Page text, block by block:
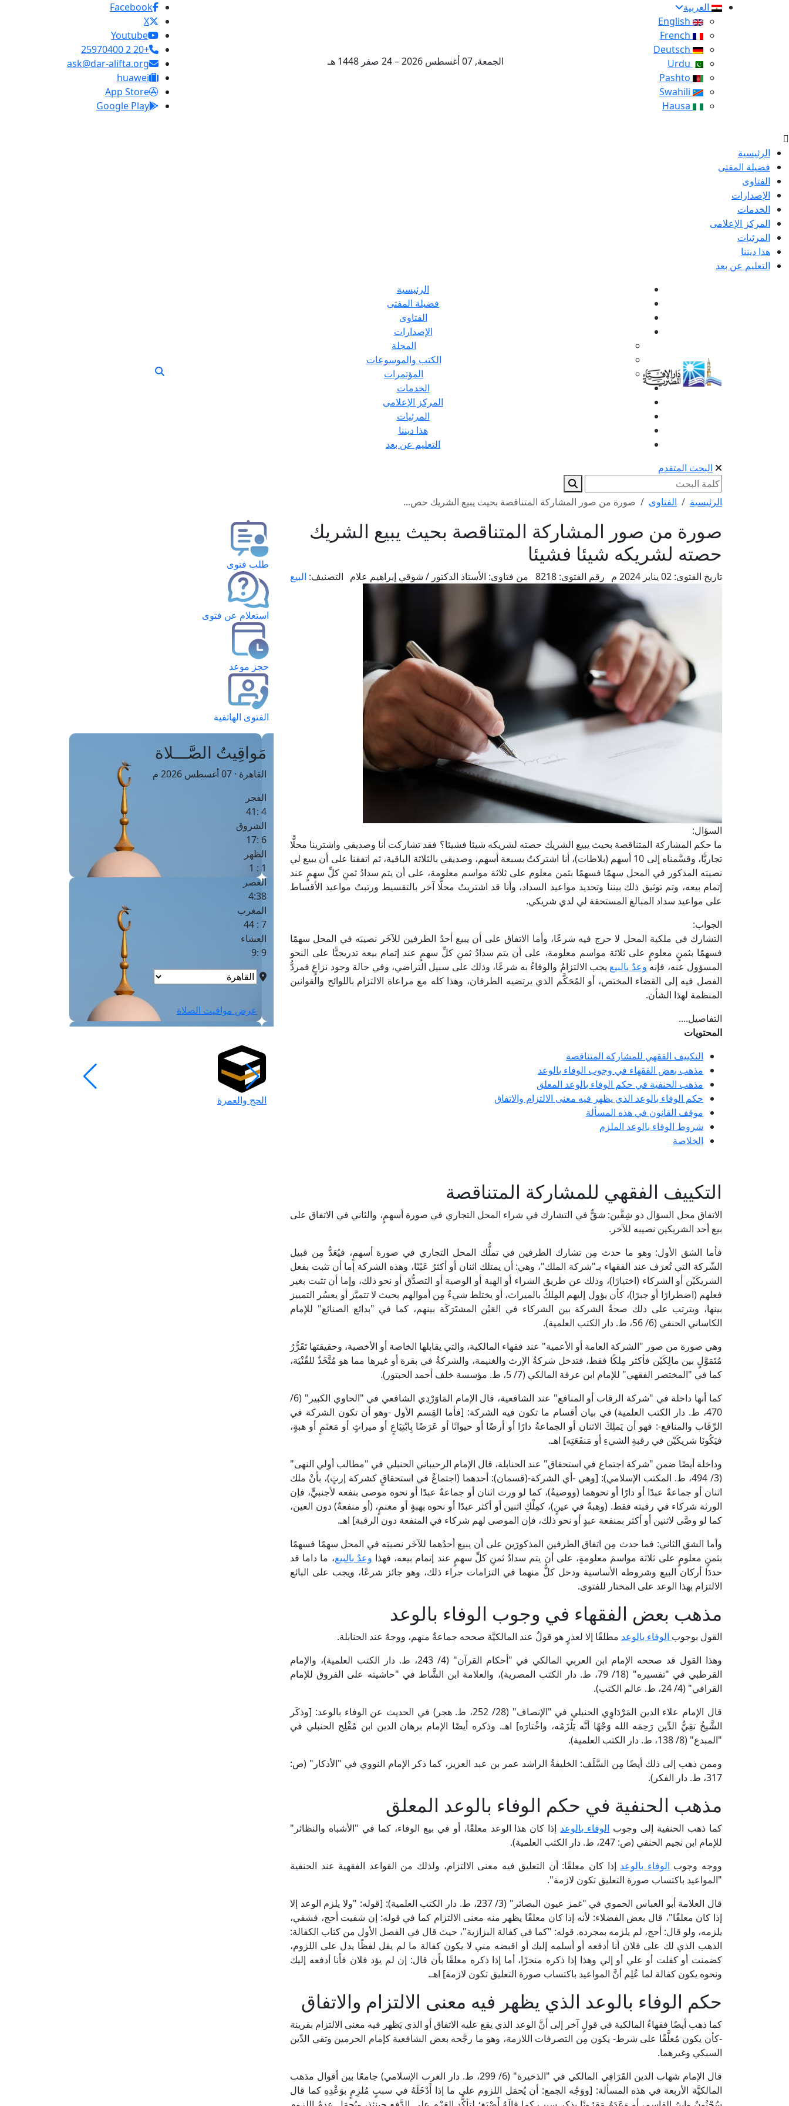
العربية
الجمعة, 07 أغسطس 2026 – 24 صفر 1448 هـ
Facebook
X
Youtube
+20 2 25970400
ask@dar-alifta.org
huawei
App Store
Google Play
الرئيسية
فضيلة المفتى
الفتاوى
الإصدارات
الخدمات
المركز الإعلامى
المرئيات
هذا ديننا
التعليم عن بعد
الرئيسية
فضيلة المفتى
الفتاوى
الإصدارات
المجلة
الكتب والموسوعات
المؤتمرات
الخدمات
المركز الإعلامى
المرئيات
هذا ديننا
التعليم عن بعد
البحث المتقدم
الرئيسية الفتاوى صورة من صور المشاركة المتناقصة بحيث يبيع الشريك حص...
صورة من صور المشاركة المتناقصة بحيث يبيع الشريك
حصته لشريكه شيئا فشيئا
تاريخ الفتوى: رقم الفتوى: 8218 من فتاوى: الأستاذ الدكتور / شوقي إبراهيم علام التصنيف: البيع
السؤال:
ما حكم المشاركة المتناقصة بحيث يبيع الشريك حصته لشريكه شيئا فشيئا؟ فقد تشاركت أنا وصديقي واشترينا محلًّا
تجاريًّا، وقسَّمناه إلى 10 أسهم (بلاطات)، أنا اشتركتُ بسبعة أسهم، وصديقي بالثلاثة الباقية، ثم اتفقنا على أن يبيع لي
نصيبَه المذكور في المحل سهمًا فسهمًا بثمن معلوم على ثلاثة مواسم معلومة، على أن يتم سدادُ ثمنِ كلِّ سهمٍ عند
إتمام بيعه، وتم توثيق ذلك بيننا وتحديد مواعيد السداد، وأنا قد اشتريتُ محلًّا آخر بالتقسيط ورتبتُ مواعيد الأقساط
على مواعيد سداد المبالغ المستحقة لي لدي شريكي.
الجواب:
التشارك في ملكية المحل لا حرج فيه شرعًا، وأما الاتفاق على أن يبيع أحدُ الطرفين للآخَر نصيبَه في المحل سهمًا
فسهمًا بثمنٍ معلومٍ على ثلاثة مواسم معلومة، على أن يتم سدادُ ثمنِ كلِّ سهمٍ عند إتمام بيعه تدريجيًّا على النحو
المسؤول عنه، فإنه وعدٌ بالبيع يجب الالتزامُ والوفاءُ به شرعًا، وذلك على سبيل التراضي، وفي حالة وجود نزاعٍ فمردُّ
الفصل فيه إلى القضاء المختص، أو المُحَكَّم الذي يرتضيه الطرفان، وهذا كله مع مراعاة الالتزام باللوائح والقوانين
المنظمة لهذا الشأن.
التفاصيل....
المحتويات
التكييف الفقهي للمشاركة المتناقصة
مذهب بعض الفقهاء في وجوب الوفاء بالوعد
مذهب الحنفية في حكم الوفاء بالوعد المعلق
حكم الوفاء بالوعد الذي يظهر فيه معنى الالتزام والاتفاق
موقف القانون في هذه المسألة
شروط الوفاء بالوعد الملزم
الخلاصة
التكييف الفقهي للمشاركة المتناقصة
الاتفاق محل السؤال ذو شِقَّين: شقٌّ في التشارك في شراء المحل التجاري في صورة أسهمٍ، والثاني في الاتفاق على
بيع أحد الشريكين نصيبه للآخر.
فأما الشق الأول: وهو ما حدث مِن تشارك الطرفين في تملُّك المحل التجاري في صورة أسهمٍ، فيُعَدُّ مِن قبيل
الشّركة التي تُعرَف عند الفقهاء بـ"شركة الملك"، وهي: أن يمتلك اثنان أو أكثرُ عَيْنًا، وهذه الشركة إما أن تثبت بفعل
الشريكَيْن أو الشركاء (اختيارًا)، وذلك عن طريق الشراء أو الهبة أو الوصية أو التصدُّق أو نحو ذلك، وإما أن تثبت بغير
فعلهم (اضطرارًا أو جبرًا)، كأن يؤول إليهم المِلكُ بالميراث، أو يختلط شيءٌ مِن أموالهم بحيث لا تتميَّز أو يعسُر التمييز
بينها، ويترتب على ذلك صحةُ الشركة بين الشركاء في العَيْن المشتَرَكَة بينهم، كما في "بدائع الصنائع" للإمام
الكاساني الحنفي (6/ 56، ط. دار الكتب العلمية).
وهي صورة من صور "الشركة العامة أو الأعمية" عند فقهاء المالكية، والتي يقابلها الخاصة أو الأخصية، وحقيقتها تَقَرُّرُ
مُتَمَوَّلٍ بين مالِكَيْن فأكثر مِلكًا فقط، فتدخل شركةُ الإرث والغنيمة، والشركةُ في بقرة أو غيرها مما هو مُتَّخَذٌ للقُنْيَة،
كما في "المختصر الفقهي" للإمام ابن عرفة المالكي (7/ 5، ط. مؤسسة خلف أحمد الحبتور).
كما أنها داخلة في "شركة الرقاب أو المنافع" عند الشافعية، قال الإمام المَاوَرْدِي الشافعي في "الحاوي الكبير" (6/
470، ط. دار الكتب العلمية) في بيان أقسام ما تكون فيه الشركة: [فأما القِسم الأول -وهو أن تكون الشركة في
الرِّقَاب والمنافع-: فهو أن يَملِكَ الاثنان أو الجماعةُ دارًا أو أرضًا أو حيوانًا أو عَرَضًا بِابْتِيَاعٍ أو ميراثٍ أو مَغنَمٍ أو هبةٍ،
فيَكُونَا شريكَيْن في رقبةِ الشيءِ أو مَنفَعَتِه] اهـ.
وداخلة أيضًا ضمن "شركة اجتماع في استحقاق" عند الحنابلة، قال الإمام الرحيباني الحنبلي في "مطالب أولي النهى"
(3/ 494، ط. المكتب الإسلامي): [وهي -أي الشركة-(قسمان): أحدهما (اجتماعٌ في استحقاقٍ كشركة إرثٍ)، بأنْ ملك
اثنان أو جماعةٌ عبدًا أو دارًا أو نحوهما (ووصيةٌ)، كما لو ورث اثنان أو جماعةٌ عبدًا أو نحوه موصى بنفعه لأجنبيٍّ، فإن
الورثة شركاء في رقبته فقط. (وهبةٌ في عينٍ)، كمِلْكِ اثنين أو أكثر عبدًا أو نحوه بهبةٍ أو مغنمٍ، (أو منفعةٌ) دون العين،
كما لو وصَّى لاثنين أو أكثر بمنفعة عبدٍ أو نحو ذلك، فإن الموصى لهم شركاء في المنفعة دون الرقبة] اهـ.
وأما الشق الثاني: فما حدث مِن اتفاق الطرفين المذكورَين على أن يبيع أحدُهما للآخَر نصيبَه في المحل سهمًا فسهمًا
بثمنٍ معلومٍ على ثلاثة مواسمَ معلومةٍ، على أن يتم سدادُ ثمنِ كلِّ سهمٍ عند إتمام بيعه، فهذا وعدٌ بالبيع، ما داما قد
حددَا أركان البيع وشروطه الأساسية ودخل كلٌّ منهما في التزامات جراء ذلك، وهو جائز شرعًا، ويجب على البائع
الالتزام بهذا الوعد على المختار للفتوى.
مذهب بعض الفقهاء في وجوب الوفاء بالوعد
القول بوجوب الوفاء بالوعد مطلقًا إلا لعذرٍ هو قولٌ عند المالكيَّة صححه جماعةٌ منهم، ووجهٌ عند الحنابلة.
وهذا القول قد صححه الإمام ابن العربي المالكي في "أحكام القرآن" (4/ 243، ط. دار الكتب العلمية)، والإمام
القرطبي في "تفسيره" (18/ 79، ط. دار الكتب المصرية)، والعلامة ابن الشَّاط في "حاشيته على الفروق للإمام
القرافي" (4/ 24، ط. عالم الكتب).
قال الإمام علاء الدين المَرْدَاوِي الحنبلي في "الإنصاف" (28/ 252، ط. هجر) في الحديث عن الوفاء بالوعد: [وذكَر
الشَّيخُ تقِيُّ الدِّين رَحِمَه الله وَجْهًا أنَّه يَلْزَمُه، واخْتارَه] اهـ. وذكره أيضًا الإمام برهان الدين ابن مُفْلِح الحنبلي في
"المبدع" (8/ 138، ط. دار الكتب العلمية).
وممن ذهب إلى ذلك أيضًا مِن السَّلَف: الخليفةُ الراشد عمر بن عبد العزيز، كما ذكر الإمام النووي في "الأذكار" (ص:
317، ط. دار الفكر).
مذهب الحنفية في حكم الوفاء بالوعد المعلق
كما ذهب الحنفية إلى وجوب الوفاء بالوعد إذا كان هذا الوعد معلقًا، أو في بيع الوفاء، كما في "الأشباه والنظائر"
للإمام ابن نجيم الحنفي (ص: 247، ط. دار الكتب العلمية).
ووجه وجوب الوفاء بالوعد إذا كان معلقًا: أن التعليق فيه معنى الالتزام، ولذلك من القواعد الفقهية عند الحنفية
"المواعيد باكتساب صورة التعليق تكون لازمة".
قال العلامة أبو العباس الحموي في "غمز عيون البصائر" (3/ 237، ط. دار الكتب العلمية): [قوله: "ولا يلزم الوعد إلا
إذا كان معلقًا"، قال بعض الفضلاء: لأنه إذا كان معلقًا يظهر منه معنى الالتزام كما في قوله: إن شفيت أحج، فشفي،
يلزمه، ولو قال: أحج، لم يلزمه بمجرده. قوله: "كما في كفالة البزازية"، حيث قال في الفصل الأول من كتاب الكفالة:
الذهب الذي لك على فلان أنا أدفعه أو أسلمه إليك أو اقبضه مني لا يكون كفالة ما لم يقل لفظًا يدل على اللزوم،
كضمنت أو كفلت أو علي أو إلي وهذا إذا ذكره منجزًا، أما إذا ذكره معلقًا بأن قال: إن لم يؤد فلان فأنا أدفعه إليك
ونحوه يكون كفالة لما عُلِم أنَّ المواعيد باكتساب صورة التعليق تكون لازمة] اهـ.
حكم الوفاء بالوعد الذي يظهر فيه معنى الالتزام والاتفاق
كما ذهب أيضًا فقهاءُ المالكية في قولٍ آخر إلى أنَّ الوعد الذي يقع عليه الاتفاق أو الذي يَظهر فيه معنى الالتزام بقرينة
-كأن يكون مُعلَّقًا على شرط- يكون مِن التصرفات اللازمة، وهو ما رجَّحه بعض الشافعية كإمام الحرمين وتقي الدِّين
السبكي وغيرهما.
قال الإمام شهاب الدين القَرَافِي المالكي في "الذخيرة" (6/ 299، ط. دار الغرب الإسلامي) جامعًا بين أقوال مذهب
المالكيَّة الأربعة في هذه المسألة: [ووَجْه الجمع: أن يُحمَل اللزوم على ما إذا أَدْخَلَهُ في سببٍ مُلزِمٍ بوَعْدِهِ كما قال
طلب فتوى
استعلام عن فتوى
حجز موعد
الفتوى الهاتفية
مَواقِيتُ الصَّـــلاة
القاهرة · 07 أغسطس 2026 م
الفجر
4 :41
الشروق
6 :17
الظهر
1 : 1
العصر
4:38
المغرب
7 : 44
العشاء
9 :9
عرض مواقيت الصلاة
الحج والعمرة